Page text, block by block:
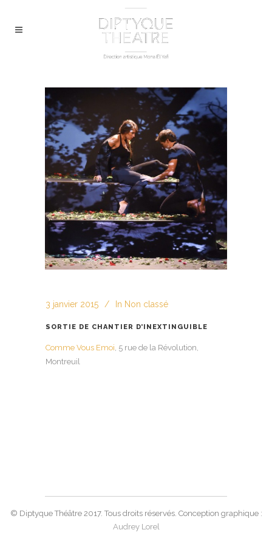
3 janvier 2015 In Non classé
SORTIE DE CHANTIER D’INEXTINGUIBLE
Comme Vous Emoi, 5 rue de la Révolution,
Montreuil
© Diptyque Théâtre 2017. Tous droits réservés. Conception graphique :
Audrey Lorel